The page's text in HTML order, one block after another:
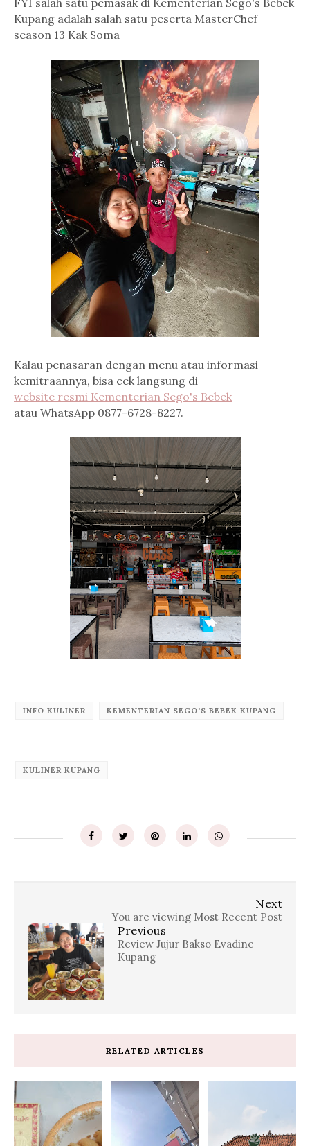
Kupang adalah salah satu peserta MasterChef
season 13 Kak Soma
Kalau penasaran dengan menu atau informasi
kemitraannya, bisa cek langsung di
website resmi Kementerian Sego's Bebek
atau WhatsApp 0877-6728-8227.
INFO KULINER KEMENTERIAN SEGO'S BEBEK KUPANG
KULINER KUPANG
Next
You are viewing Most Recent Post
Previous
Review Jujur Bakso Evadine
Kupang
RELATED ARTICLES